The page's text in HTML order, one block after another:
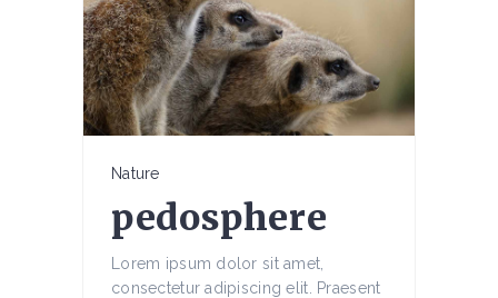
Nature
pedosphere
Lorem ipsum dolor sit amet,
consectetur adipiscing elit. Praesent